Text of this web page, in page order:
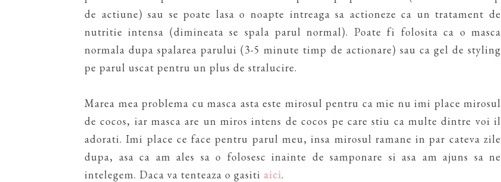
de actiune) sau se poate lasa o noapte intreaga sa actioneze ca un tratament de
nutritie intensa (dimineata se spala parul normal). Poate fi folosita ca o masca
normala dupa spalarea parului (3-5 minute timp de actionare) sau ca gel de styling
pe parul uscat pentru un plus de stralucire.
Marea mea problema cu masca asta este mirosul pentru ca mie nu imi place mirosul
de cocos, iar masca are un miros intens de cocos pe care stiu ca multe dintre voi il
adorati. Imi place ce face pentru parul meu, insa mirosul ramane in par cateva zile
dupa, asa ca am ales sa o folosesc inainte de samponare si asa am ajuns sa ne
intelegem. Daca va tenteaza o gasiti aici.